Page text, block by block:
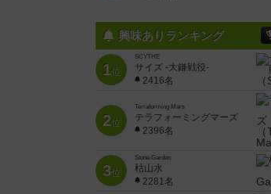
興味ありランキング
1位
SCYTHE
サイズ -大鎌戦役-
2416名
2位
Terraforming Mars
テラフォーミングマーズ
2396名
3位
Stone Garden
枯山水
2281名